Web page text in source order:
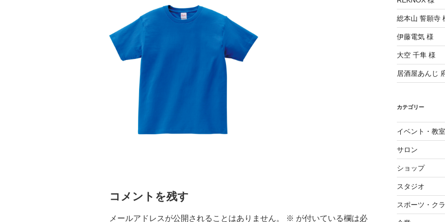
コメントを残す
メールアドレスが公開されることはありません。 ※ が付いている欄は必
総本山 誓願寺
伊藤電気 様
大空 千隼 様
居酒屋あんじ
カテゴリー
イベント・教室
サロン
ショップ
スタジオ
スポーツ・ク